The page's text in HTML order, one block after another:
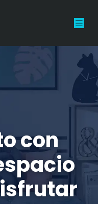
con